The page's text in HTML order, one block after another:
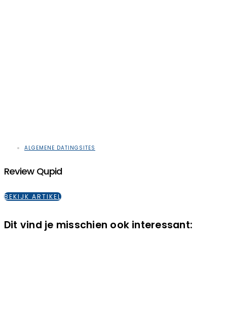
ALGEMENE DATINGSITES
Review Qupid
BEKIJK ARTIKEL
Dit vind je misschien ook interessant: